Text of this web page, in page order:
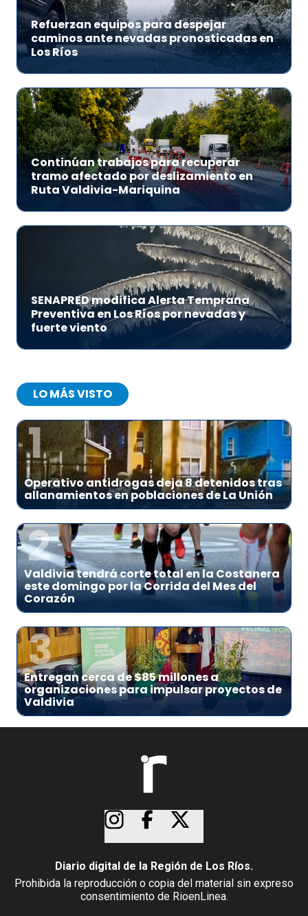
Refuerzan equipos para despejar
caminos ante nevadas pronosticadas en
Los Ríos
Continúan trabajos para recuperar
tramo afectado por deslizamiento en
Ruta Valdivia-Mariquina
SENAPRED modifica Alerta Temprana
Preventiva en Los Ríos por nevadas y
fuerte viento
LO MÁS VISTO
1
Operativo antidrogas deja 8 detenidos tras
allanamientos en poblaciones de La Unión
2
Valdivia tendrá corte total en la Costanera
este domingo por la Corrida del Mes del
Corazón
3
Entregan cerca de $85 millones a
organizaciones para impulsar proyectos de
Valdivia
Diario digital de la Región de Los Ríos.
Prohibida la reproducción o copia del material sin expreso
consentimiento de RioenLinea.